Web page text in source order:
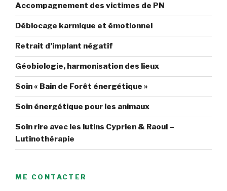
Accompagnement des victimes de PN
Déblocage karmique et émotionnel
Retrait d’implant négatif
Géobiologie, harmonisation des lieux
Soin « Bain de Forêt énergétique »
Soin énergétique pour les animaux
Soin rire avec les lutins Cyprien & Raoul –
Lutinothérapie
ME CONTACTER